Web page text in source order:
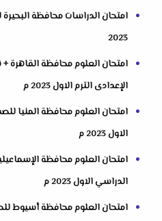
امتحان الدراسات محافظة البحيرة
2023
امتحان العلوم محافظة القاهرة
الإعدادى الترم الاول 2023 م
امتحان العلوم محافظة المنيا
الاول 2023 م
امتحان العلوم محافظة
الدراسي الاول 2023 م
امتحان العلوم محافظة أسيوط